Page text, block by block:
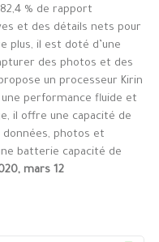
% de rapport
et des détails nets pour
plus, il est doté d’une
des photos et des
un processeur Kirin
une performance fluide et
il offre une capacité de
données, photos et
batterie capacité de
mars 12